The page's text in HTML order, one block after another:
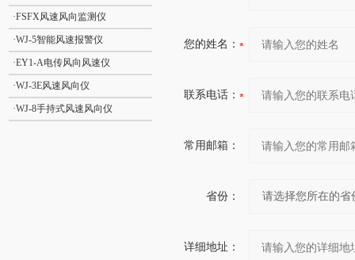
·FSFX风速风向监测仪
·WJ-5智能风速报警仪
·EY1-A电传风向风速仪
·WJ-3E风速风向仪
·WJ-8手持式风速风向仪
您的姓名：
联系电话：
常用邮箱：
省份：
详细地址：